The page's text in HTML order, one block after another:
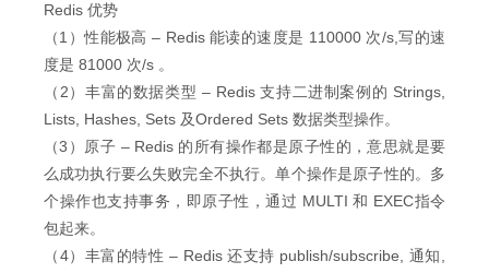
Redis 优势
（1）性能极高 – Redis 能读的速度是 110000 次/s,写的速
度是 81000 次/s 。
（2）丰富的数据类型 – Redis 支持二进制案例的 Strings,
Lists, Hashes, Sets 及Ordered Sets 数据类型操作。
（3）原子 – Redis 的所有操作都是原子性的，意思就是要
么成功执行要么失败完全不执行。单个操作是原子性的。多
个操作也支持事务，即原子性，通过 MULTI 和 EXEC指令
包起来。
（4）丰富的特性 – Redis 还支持 publish/subscribe, 通知,